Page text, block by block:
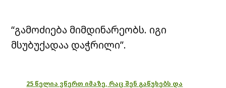
“გამოძიება მიმდინარეობს. იგი
მსუბუქადაა დაჭრილი”.
25 წელია ვწერთ იმაზე, რაც შენ გაწუხებს და